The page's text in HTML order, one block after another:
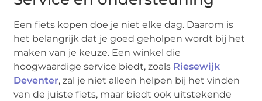
Een fiets kopen doe je niet elke dag. Daarom is
het belangrijk dat je goed geholpen wordt bij het
maken van je keuze. Een winkel die
hoogwaardige service biedt, zoals Riesewijk
Deventer, zal je niet alleen helpen bij het vinden
van de juiste fiets, maar biedt ook uitstekende